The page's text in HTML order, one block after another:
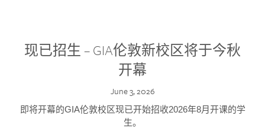
现已招生 – GIA伦敦新校区将于今秋
开幕
June 3, 2026
即将开幕的GIA伦敦校区现已开始招收2026年8月开课的学
生。